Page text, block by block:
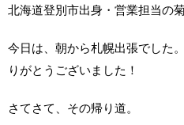
北海道登別市出身・営業担当の
今日は、朝から札幌出張でした
りがとうございました！
さてさて、その帰り道。